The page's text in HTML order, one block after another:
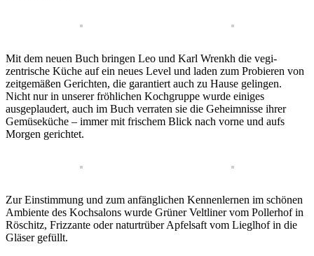
Mit dem neuen Buch bringen Leo und Karl Wrenkh die vegi-
zentrische Küche auf ein neues Level und laden zum Probieren von
zeitgemäßen Gerichten, die garantiert auch zu Hause gelingen.
Nicht nur in unserer fröhlichen Kochgruppe wurde einiges
ausgeplaudert, auch im Buch verraten sie die Geheimnisse ihrer
Gemüseküche – immer mit frischem Blick nach vorne und aufs
Morgen gerichtet.
Zur Einstimmung und zum anfänglichen Kennenlernen im schönen
Ambiente des Kochsalons wurde Grüner Veltliner vom Pollerhof in
Röschitz, Frizzante oder naturtrüber Apfelsaft vom Lieglhof in die
Gläser gefüllt.